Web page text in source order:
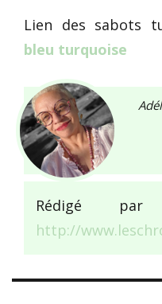
Lien des sabots
bleu turquoise
Rédigé
http://